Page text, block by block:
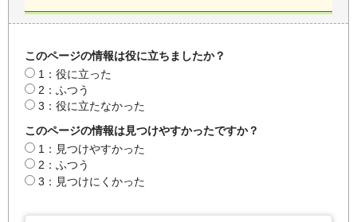
このページの情報は役に立ちましたか？
1：役に立った
2：ふつう
3：役に立たなかった
このページの情報は見つけやすかったですか？
1：見つけやすかった
2：ふつう
3：見つけにくかった